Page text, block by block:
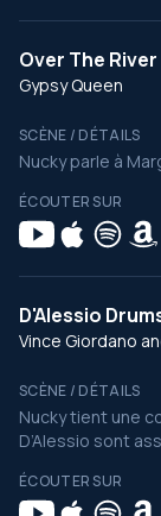
Over The
Gypsy Queen
SCÈNE / DÉTAILS
Nucky parle à
ÉCOUTER SUR
D'Alessio
Vince Giordano
SCÈNE / DÉTAILS
Nucky tient une
D’Alessio sont
ÉCOUTER SUR